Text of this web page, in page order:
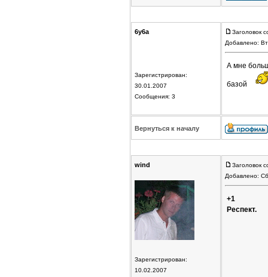
6y6a
Зарегистрирован:
30.01.2007
Сообщения: 3
Заголовок
Добавлено:
А мне
базой
Вернуться к началу
wind
Зарегистрирован:
10.02.2007
Заголовок
Добавлено:
+1
Респект.